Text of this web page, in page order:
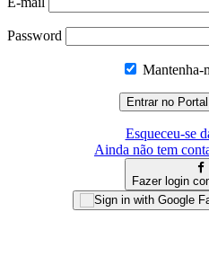
Password
Mantenha-
Esqueceu-se
Ainda não tem
Fazer login